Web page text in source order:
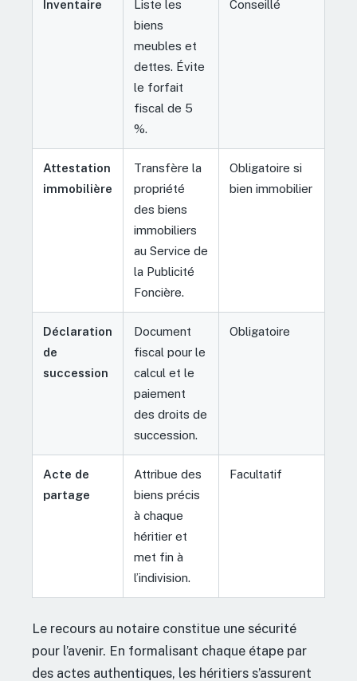
Inventaire
Liste les
biens
meubles et
dettes. Évite
le forfait
fiscal de 5
%.
Conseillé
Attestation
immobilière
Transfère la
propriété
des biens
immobiliers
au Service de
la Publicité
Foncière.
Obligatoire si
bien immobilier
Déclaration
de
succession
Document
fiscal pour le
calcul et le
paiement
des droits de
succession.
Obligatoire
Acte de
partage
Attribue des
biens précis
à chaque
héritier et
met fin à
l’indivision.
Facultatif
Le recours au notaire constitue une sécurité
pour l’avenir. En formalisant chaque étape par
des actes authentiques, les héritiers s’assurent